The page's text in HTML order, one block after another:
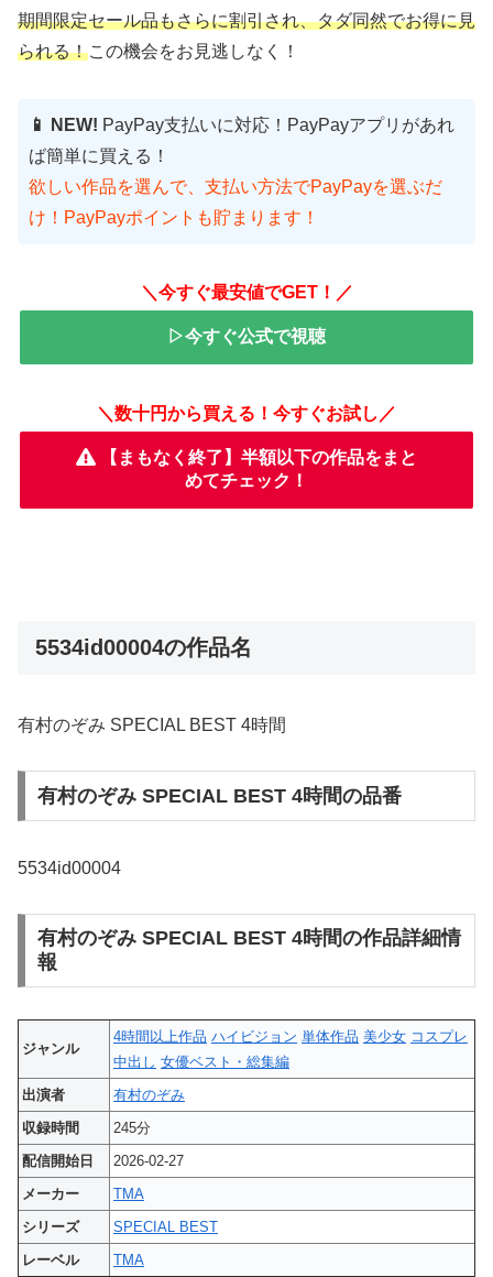
期間限定セール品もさらに割引され、タダ同然でお得に見
られる！この機会をお見逃しなく！
📱 NEW! PayPay支払いに対応！PayPayアプリがあれ
ば簡単に買える！
欲しい作品を選んで、支払い方法でPayPayを選ぶだ
け！PayPayポイントも貯まります！
＼今すぐ最安値でGET！／
▷今すぐ公式で視聴
＼数十円から買える！今すぐお試し／
【まもなく終了】半額以下の作品をまと
めてチェック！
5534id00004の作品名
有村のぞみ SPECIAL BEST 4時間
有村のぞみ SPECIAL BEST 4時間の品番
5534id00004
有村のぞみ SPECIAL BEST 4時間の作品詳細情
報
ジャンル
4時間以上作品 ハイビジョン 単体作品 美少女 コスプレ
中出し 女優ベスト・総集編
出演者
有村のぞみ
収録時間
245分
配信開始日
2026-02-27
メーカー
TMA
シリーズ
SPECIAL BEST
レーベル
TMA